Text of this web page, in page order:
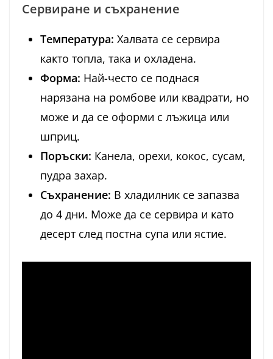
Сервиране и съхранение
Температура: Халвата се сервира
както топла, така и охладена.
Форма: Най-често се поднася
нарязана на ромбове или квадрати, но
може и да се оформи с лъжица или
шприц.
Поръски: Канела, орехи, кокос, сусам,
пудра захар.
Съхранение: В хладилник се запазва
до 4 дни. Може да се сервира и като
десерт след постна супа или ястие.